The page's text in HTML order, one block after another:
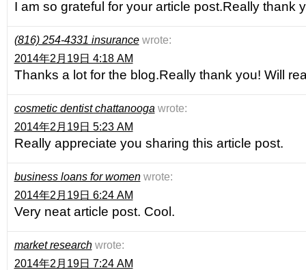
I am so grateful for your article post.Really thank
(816) 254-4331 insurance wrote:
2014年2月19日 4:18 AM
Thanks a lot for the blog.Really thank you! Will
cosmetic dentist chattanooga wrote:
2014年2月19日 5:23 AM
Really appreciate you sharing this article post.
business loans for women wrote:
2014年2月19日 6:24 AM
Very neat article post. Cool.
market research wrote:
2014年2月19日 7:24 AM